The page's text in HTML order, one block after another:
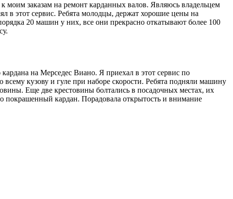
моим заказам на ремонт карданных валов. Являюсь владельцем
в этот сервис. Ребята молодцы, держат хорошие цены на
20 машин у них, все они прекрасно откатывают более 100
на Мерседес Виано. Я приехал в этот сервис по
кузову и гуле при наборе скорости. Ребята подняли машину
Еще две крестовины болтались в посадочных местах, их
покрашенный кардан. Порадовала открытость и внимание